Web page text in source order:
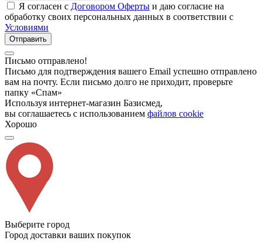
Я согласен с Договором Оферты и даю согласие на
обработку своих персональных данных в соответствии с
Условиями
Отправить
Письмо отправлено!
Письмо для подтверждения вашего Email успешно отправлено
вам на почту. Если письмо долго не приходит, проверьте
папку «Спам»
Используя интернет-магазин Базисмед,
вы соглашаетесь с использованием файлов cookie
Хорошо
Выберите город
Город доставки ваших покупок